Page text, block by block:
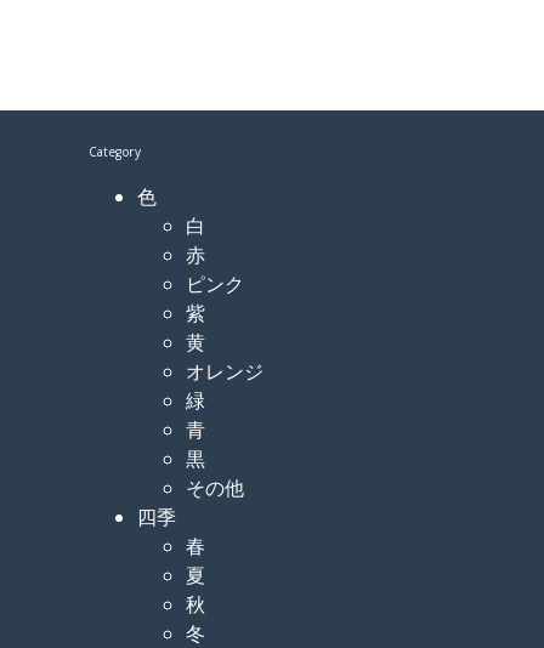
Category
色
白
赤
ピンク
紫
黄
オレンジ
緑
青
黒
その他
四季
春
夏
秋
冬